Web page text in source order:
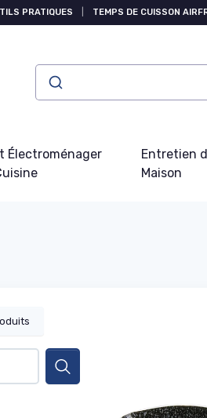
PRATIQUES TEMPS DE CUISSON
Électroménager
Entretien
Maison